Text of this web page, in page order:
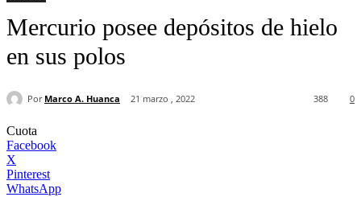
Mercurio posee depósitos de hielo
en sus polos
Por Marco A. Huanca 21 marzo , 2022 0
388
Cuota
Facebook
X
Pinterest
WhatsApp